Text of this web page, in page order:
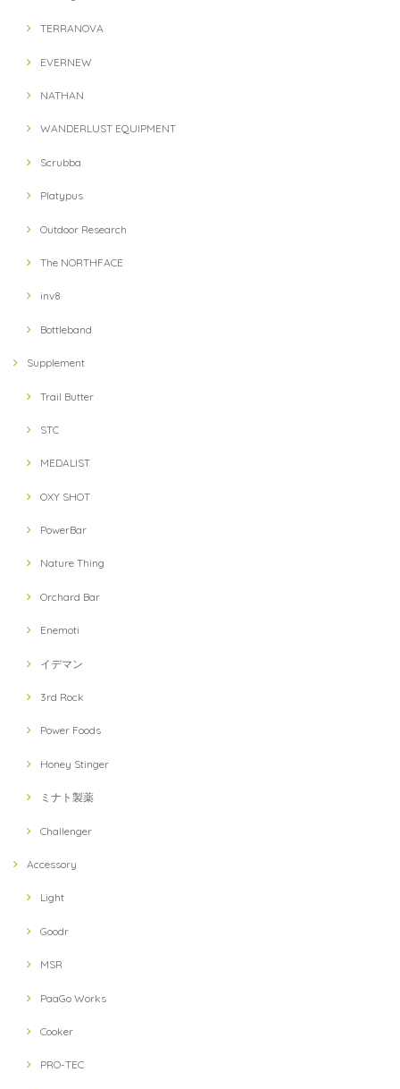
TERRANOVA
EVERNEW
NATHAN
WANDERLUST EQUIPMENT
Scrubba
Platypus
Outdoor Research
The NORTHFACE
inv8
Bottleband
Supplement
Trail Butter
STC
MEDALIST
OXY SHOT
PowerBar
Nature Thing
Orchard Bar
Enemoti
イデマン
3rd Rock
Power Foods
Honey Stinger
ミナト製薬
Challenger
Accessory
Light
Goodr
MSR
PaaGo Works
Cooker
PRO-TEC